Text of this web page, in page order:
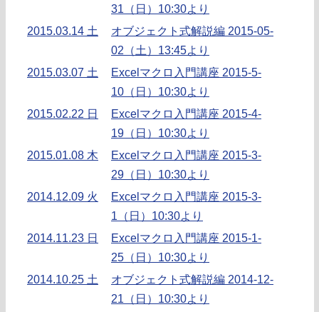
31（日）10:30より
2015.03.14 土
オブジェクト式解説編 2015-05-
02（土）13:45より
2015.03.07 土
Excelマクロ入門講座 2015-5-
10（日）10:30より
2015.02.22 日
Excelマクロ入門講座 2015-4-
19（日）10:30より
2015.01.08 木
Excelマクロ入門講座 2015-3-
29（日）10:30より
2014.12.09 火
Excelマクロ入門講座 2015-3-
1（日）10:30より
2014.11.23 日
Excelマクロ入門講座 2015-1-
25（日）10:30より
2014.10.25 土
オブジェクト式解説編 2014-12-
21（日）10:30より